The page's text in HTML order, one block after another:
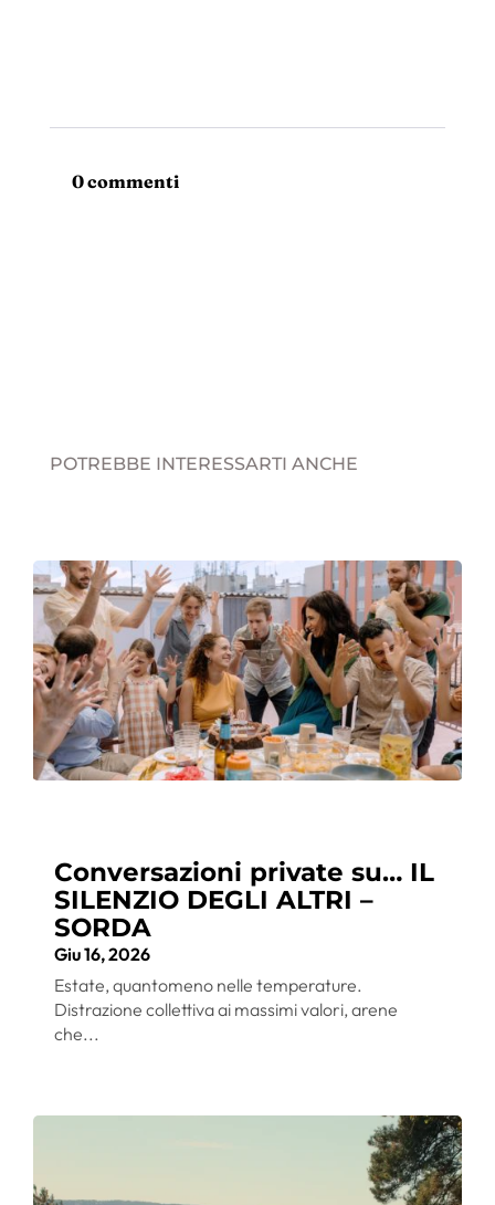
0 commenti
POTREBBE INTERESSARTI ANCHE
Conversazioni private su… IL
SILENZIO DEGLI ALTRI –
SORDA
Giu 16, 2026
Estate, quantomeno nelle temperature.
Distrazione collettiva ai massimi valori, arene
che...